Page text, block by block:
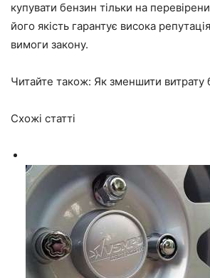
купувати бензин тільки на
його якість гарантує висока
вимоги закону.
Читайте також: Як зменшити витрату
Схожі статті